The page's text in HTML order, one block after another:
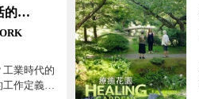
然而，他
對的，是
工作與生活的整合
工業時代的
工作定義是